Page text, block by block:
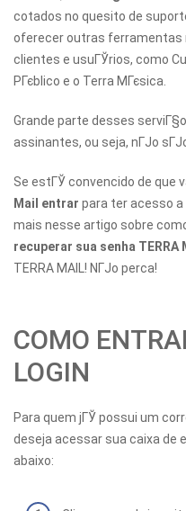
cotados no quesito de
oferecer outras ferramentas
clientes e usuГЎrios, como
PГєblico e o Terra MГєsica.
Grande parte desses
assinantes, ou seja, nГЈo
Se estГЎ convencido de que
Mail entrar para ter acesso
mais nesse artigo sobre
recuperar sua senha TERRA
TERRA MAIL! NГЈo perca!
COMO
LOGIN
Para quem jГЎ possui um
deseja acessar sua caixa de
abaixo: